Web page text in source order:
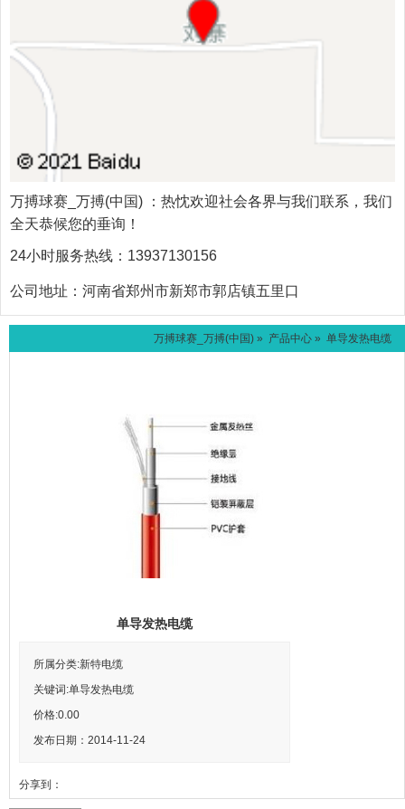
万搏球赛_万搏(中国)
：热忱欢迎社会各界与我们联系，我们
全天恭候您的垂询！
24小时服务热线： 13937130156
公司地址： 河南省郑州市新郑市郭店镇五里口
万搏球赛_万搏(中国) » 产品中心 » 单导发热电缆
单导发热电缆
所属分类:新特电缆
关键词:单导发热电缆
价格:0.00
发布日期：2014-11-24
分享到：